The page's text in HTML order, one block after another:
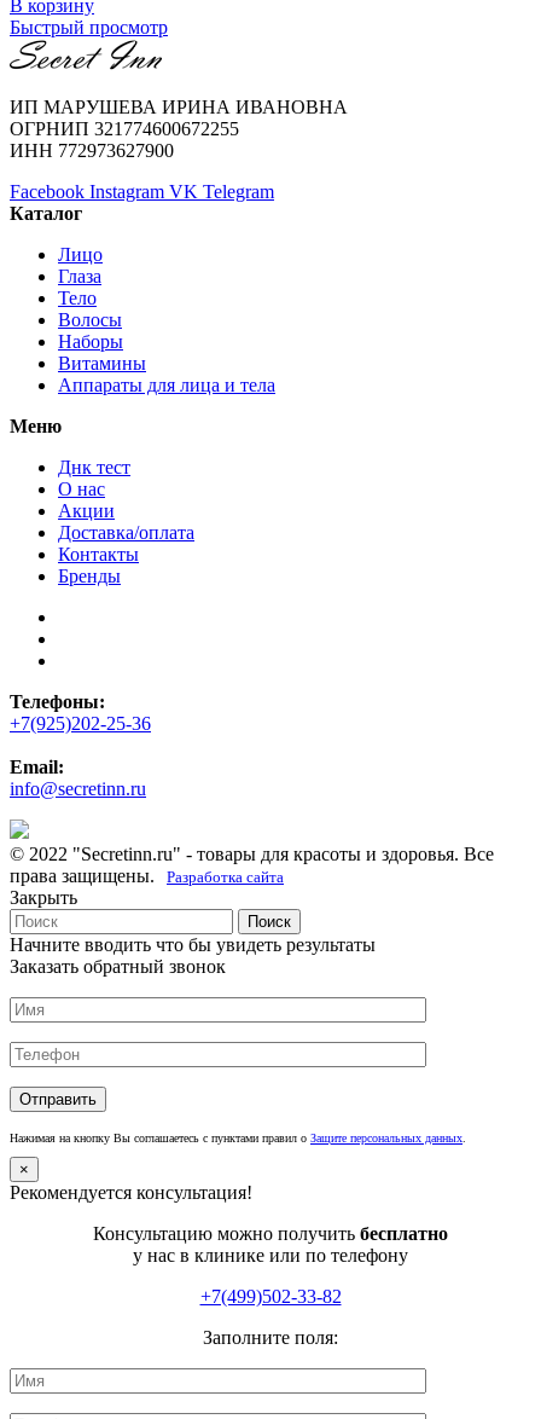
В корзину
Быстрый просмотр
ИП МАРУШЕВА ИРИНА ИВАНОВНА
ОГРНИП 321774600672255
ИНН 772973627900
Facebook Instagram VK Telegram
Каталог
Лицо
Глаза
Тело
Волосы
Наборы
Витамины
Аппараты для лица и тела
Меню
Днк тест
О нас
Акции
Доставка/оплата
Контакты
Бренды
Телефоны:
+7(925)202-25-36
Email:
info@secretinn.ru
© 2022 "Secretinn.ru" - товары для красоты и здоровья. Все
права защищены.
Разработка сайта
Закрыть
Поиск
Начните вводить что бы увидеть результаты
Заказать обратный звонок
Нажимая на кнопку Вы соглашаетесь с пунктами правил о Защите персональных данных
×
Рекомендуется консультация!
Консультацию можно получить бесплатно
у нас в клинике или по телефону
+7(499)502-33-82
Заполните поля: